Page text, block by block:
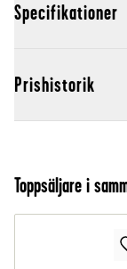
Specifikationer
Prishistorik
Toppsäljare i